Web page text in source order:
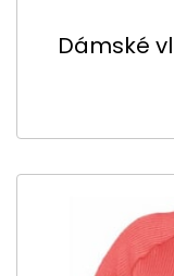
Dámské